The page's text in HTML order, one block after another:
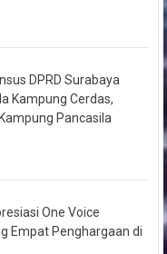
DPRD Surabaya
Kampung Cerdas,
Pancasila
One Voice
Empat Penghargaan di